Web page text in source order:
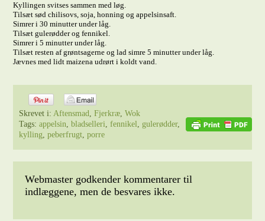
Kyllingen svitses sammen med løg.
Tilsæt sød chilisovs, soja, honning og appelsinsaft.
Simrer i 30 minutter under låg.
Tilsæt gulerødder og fennikel.
Simrer i 5 minutter under låg.
Tilsæt resten af grøntsagerne og lad simre 5 minutter under låg.
Jævnes med lidt maizena udrørt i koldt vand.
Skrevet i:Aftensmad,Fjerkræ,Wok
Tags:appelsin,bladselleri,fennikel, gulerødder,
kylling,peberfrugt,porre
Webmaster godkender kommentarer til
indlæggene, men de besvares ikke.